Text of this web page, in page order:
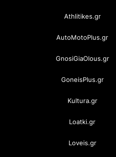
Athlitikes.gr
AutoMotoPlus.gr
GnosiGiaOlous.gr
GoneisPlus.gr
Kultura.gr
Loatki.gr
Loveis.gr